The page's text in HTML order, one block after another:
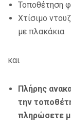
Τοποθέτηση
Χτίσιμο
με πλακάκια
και
Πλήρης
την
πληρώσετε